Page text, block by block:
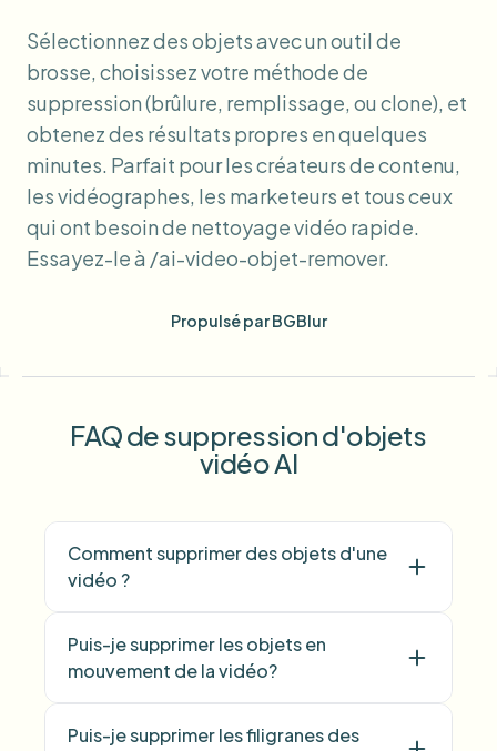
Sélectionnez des objets avec un outil de
brosse, choisissez votre méthode de
suppression (brûlure, remplissage, ou clone), et
obtenez des résultats propres en quelques
minutes. Parfait pour les créateurs de contenu,
les vidéographes, les marketeurs et tous ceux
qui ont besoin de nettoyage vidéo rapide.
Essayez-le à /ai-video-objet-remover.
Propulsé par BGBlur
FAQ de suppression d'objets
vidéo AI
Comment supprimer des objets d'une
vidéo ?
Puis-je supprimer les objets en
mouvement de la vidéo?
Puis-je supprimer les filigranes des